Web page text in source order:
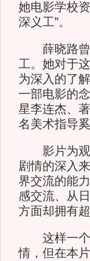
她电影学校
深义工”。
薛晓路曾
工。她对于
为深入的了
一部电影的
星李连杰、
名美术指导
影片为观众
剧情的深入
界交流的能
感交流、从
方面却拥有
这样一个
情，但在本